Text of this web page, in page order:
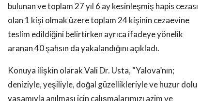
bulunan ve toplam 27 yıl 6 ay kesinleşmiş hapis cezası
olan 1 kişi olmak üzere toplam 24 kişinin cezaevine
teslim edildiğini belirtirken ayrıca ifadeye yönelik
aranan 40 şahsın da yakalandığını açıkladı.
Konuya ilişkin olarak Vali Dr. Usta, “Yalova’nın;
deniziyle, yeşiliyle, doğal güzellikleriyle ve huzur dolu
yaşamıyla anılması için çalışmalarımızı azim ve